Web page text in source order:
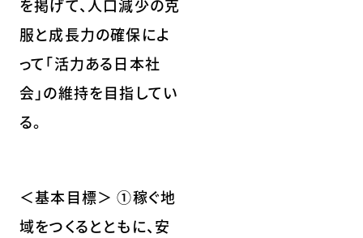
を掲げて、人口減少の克
服と成長力の確保によ
って「活力ある日本社
会」の維持を目指してい
る。
＜基本目標＞ ①稼ぐ地
域をつくるとともに、安